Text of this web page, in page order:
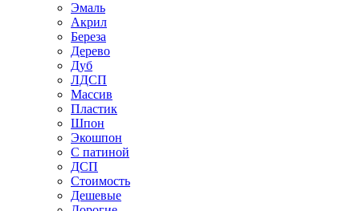
Эмаль
Акрил
Береза
Дерево
Дуб
ЛДСП
Массив
Пластик
Шпон
Экошпон
С патиной
ДСП
Стоимость
Дешевые